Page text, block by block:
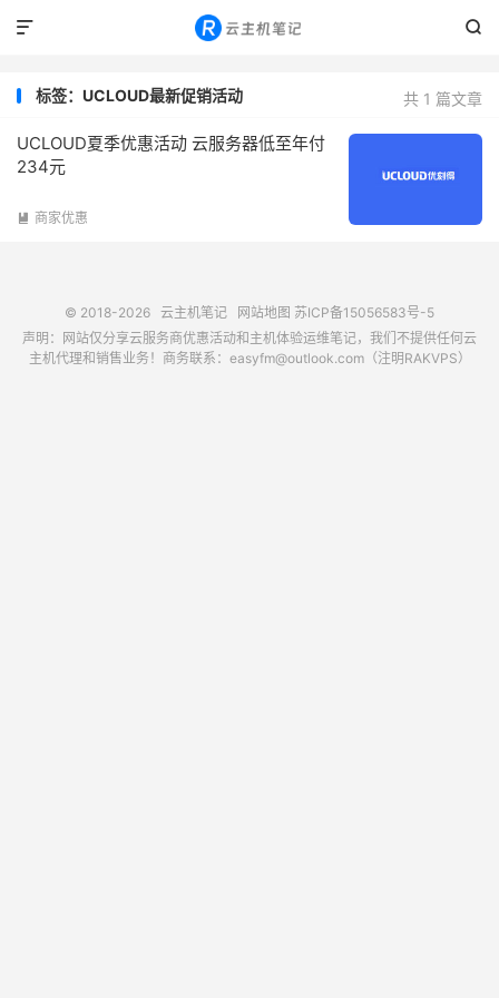


共 1 篇文章
标签：UCLOUD最新促销活动
UCLOUD夏季优惠活动 云服务器低至年付
234元
 商家优惠
© 2018-2026 云主机笔记 网站地图 苏ICP备15056583号-5
声明：网站仅分享云服务商优惠活动和主机体验运维笔记，我们不提供任何云
主机代理和销售业务！商务联系：easyfm@outlook.com（注明RAKVPS）